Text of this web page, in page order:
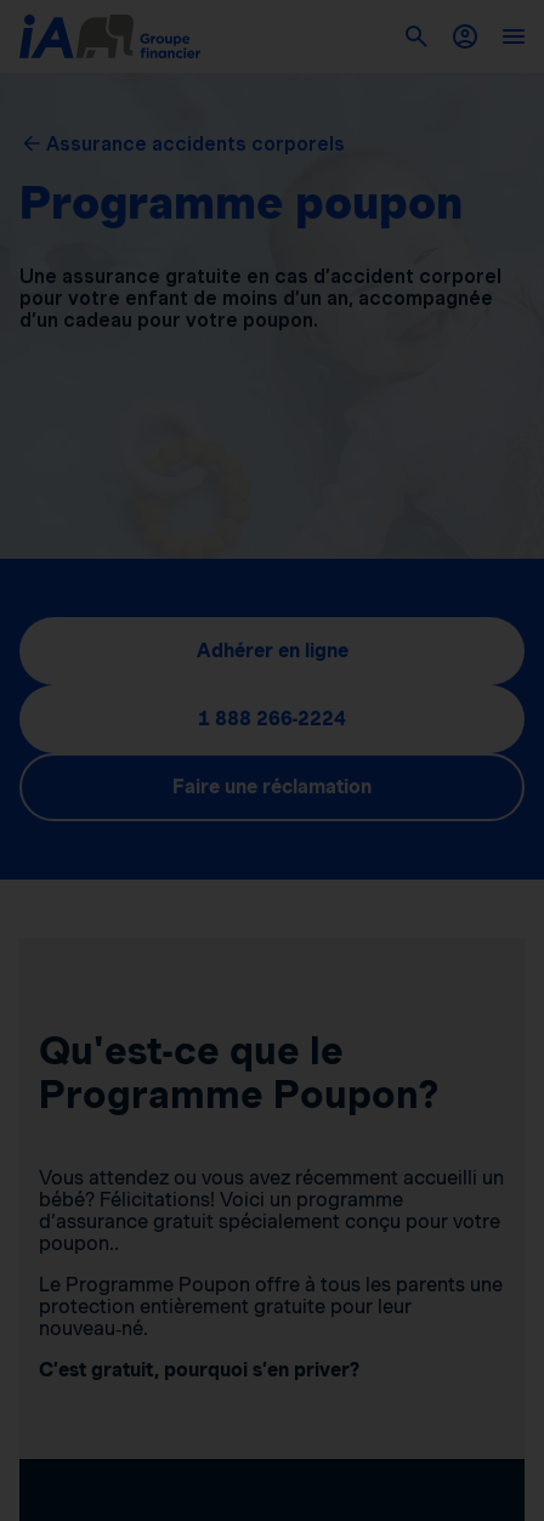
Assurance accidents corporels
Programme poupon
Une assurance gratuite en cas d’accident corporel
pour votre enfant de moins d’un an, accompagnée
d’un cadeau pour votre poupon.
Adhérer en ligne
1 888 266-2224
Faire une réclamation
Qu'est-ce que le
Programme Poupon?
Vous attendez ou vous avez récemment accueilli un
bébé? Félicitations! Voici un programme
d’assurance gratuit spécialement conçu pour votre
poupon..
Le Programme Poupon offre à tous les parents une
protection entièrement gratuite pour leur
nouveau‑né.
C’est gratuit, pourquoi s’en priver?